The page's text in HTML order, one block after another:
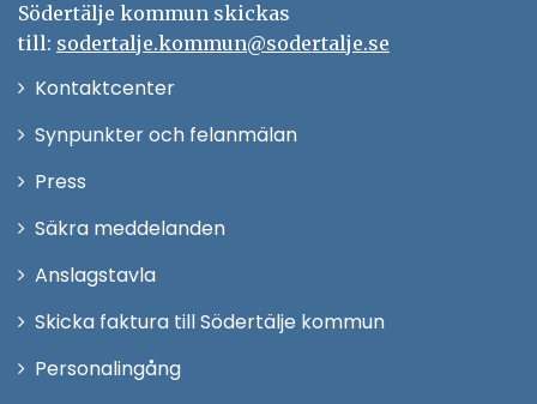
Södertälje kommun skickas
till: sodertalje.kommun@sodertalje.se
KontaktcenterÖppna
Synpunkter och felanmälan
Press
fönster
Säkra meddelanden
Anslagstavla
Skicka faktura till Södertälje kommun
PersonalingångÖppna